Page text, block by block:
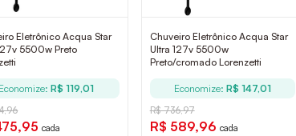
Eletrônico Acqua Star
5500w Preto
Economize:R$ 119,01
cada
Chuveiro Eletrônico Acqua Star
Ultra 127v 5500w
Preto/cromado Lorenzetti
Economize: R$ 147,01
R$ 736,97
R$ 589,96 cada